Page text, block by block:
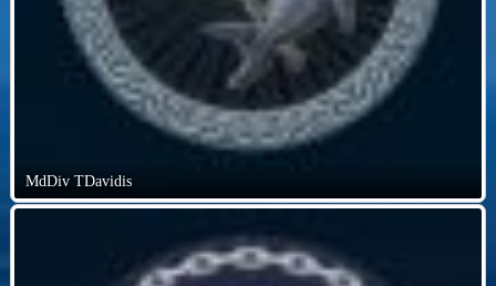
MdDiv TDavidis